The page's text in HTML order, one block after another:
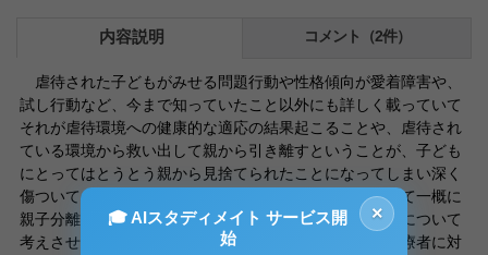
内容説明 コメント（2件）
虐待された子どもがみせる問題行動や性格傾向が愛着障害や、
試し行動など、今まで知っていたこと以外にも詳しく載っていて
それが虐待環境への健康的な適応の結果起こることや、虐待され
ている環境から救い出して親から引き離すということが、子ども
にとってはとうとう親から見捨てられたことになってしまい深く
傷ついてしまうことがあるので、危険があるからといって一概に
親子分離すればいいというわけではないなど対応の仕方について
考えさせられた。また子どものことだけではなく親が治療者に対
×
🎓 AIスタディメイト サービス開
始